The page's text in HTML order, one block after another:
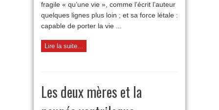
fragile « qu’une vie », comme l’écrit l’auteur
quelques lignes plus loin ; et sa force létale :
capable de porter la vie ...
Lire la suite...
Les deux mères et la